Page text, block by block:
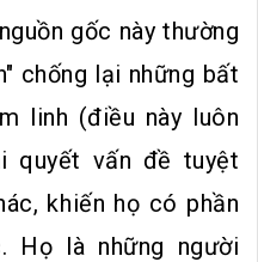
gốc này thường
chống lại những bất
linh (điều này luôn
quyết vấn đề tuyệt
khiến họ có phần
Họ là những người